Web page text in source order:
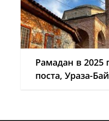
Рамадан в 2025
поста, Ураза-